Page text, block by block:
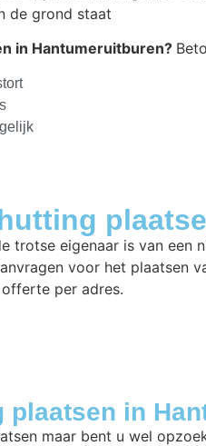
de grond staat
in Hantumeruitburen?
trotse eigenaar is van
voor het
per adres.
plaatsen in
maar bent u wel